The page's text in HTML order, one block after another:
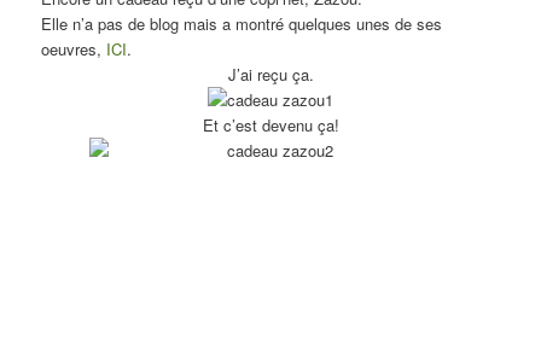
Elle n’a pas de blog mais a montré quelques unes de ses
oeuvres, ICI.
J’ai reçu ça.
Et c’est devenu ça!